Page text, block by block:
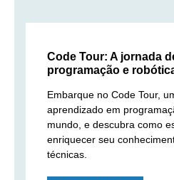
Code Tour: A jornada
programação e
Embarque no Code Tour,
aprendizado em
mundo, e descubra como
enriquecer seu
técnicas.